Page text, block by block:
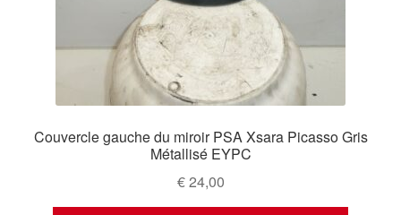
Couvercle gauche du miroir PSA Xsara Picasso Gris
Métallisé EYPC
€24,00